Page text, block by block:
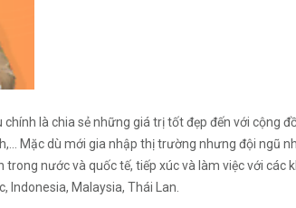
là chia sẻ những giá trị tốt đẹp đến với cộng
Mặc dù mới gia nhập thị trường nhưng đội ngũ
nước và quốc tế, tiếp xúc và làm việc với các
Indonesia, Malaysia, Thái Lan.